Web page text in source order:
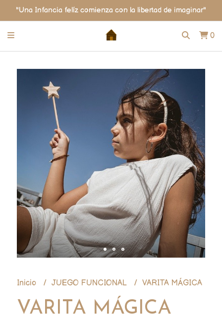
"Una Infancia felíz comienza con la libertad de imaginar"
0
Inicio JUEGO FUNCIONAL VARITA MÁGICA
VARITA MÁGICA